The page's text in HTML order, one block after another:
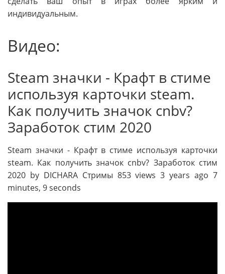
индивидуальным.
Видео:
Steam значки - Крафт в стиме
используя карточки steam.
Как получить значок cnbv?
Заработок стим 2020
Steam значки - Крафт в стиме используя карточки
steam. Как получить значок cnbv? Заработок стим
2020 by DICHARA Стримы 853 views 3 years ago 7
minutes, 9 seconds